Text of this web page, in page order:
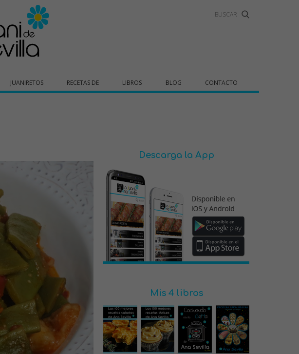
JUANIRETOS RECETAS DE LIBROS BLOG CONTACTO
Descarga la App
Mis 4 libros